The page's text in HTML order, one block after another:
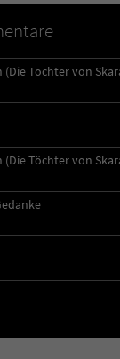
(Die Töchter von
(Die Töchter von